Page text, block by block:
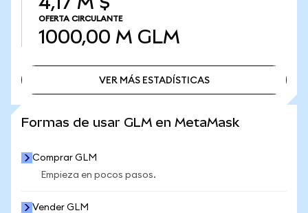
OFERTA CIRCULANTE
1000,00 M GLM
VER MÁS ESTADÍSTICAS
Formas de usar GLM en MetaMask
Comprar GLM
Empieza en pocos pasos.
Vender GLM